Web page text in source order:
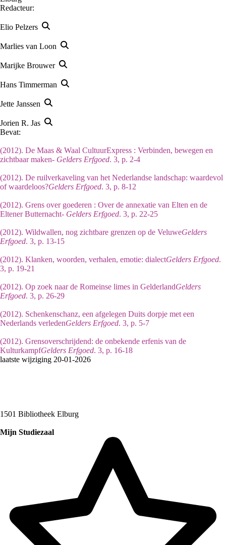
Redacteur:
Elio Pelzers
Marlies van Loon
Marijke Brouwer
Hans Timmerman
Jette Janssen
Jorien R. Jas
Bevat:
(2012). De Maas & Waal CultuurExpress : Verbinden, bewegen en
zichtbaar maken- Gelders Erfgoed. 3, p. 2-4
(2012). De ruilverkaveling van het Nederlandse landschap: waardevol
of waardeloos?Gelders Erfgoed. 3, p. 8-12
(2012). Grens over goederen : Over de annexatie van Elten en de
Eltener Butternacht- Gelders Erfgoed. 3, p. 22-25
(2012). Wildwallen, nog zichtbare grenzen op de VeluweGelders
Erfgoed. 3, p. 13-15
(2012). Klanken, woorden, verhalen, emotie: dialectGelders Erfgoed.
3, p. 19-21
(2012). Op zoek naar de Romeinse limes in GelderlandGelders
Erfgoed. 3, p. 26-29
(2012). Schenkenschanz, een afgelegen Duits dorpje met een
Nederlands verledenGelders Erfgoed. 3, p. 5-7
(2012). Grensoverschrijdend: de onbekende erfenis van de
KulturkampfGelders Erfgoed. 3, p. 16-18
laatste wijziging 20-01-2026
1501 Bibliotheek Elburg
Mijn Studiezaal